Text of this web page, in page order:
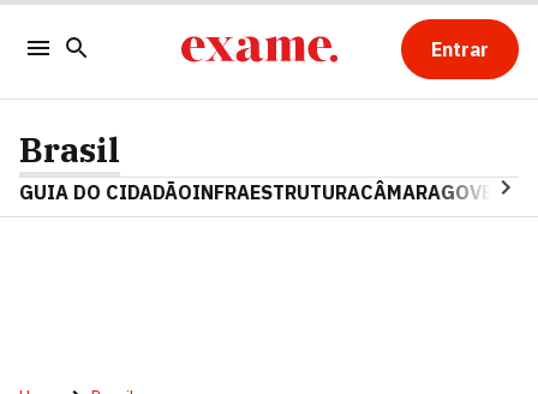
Entrar
Brasil
GUIA DO CIDADÃOINFRAESTRUTURACÂMARAGOVERNO